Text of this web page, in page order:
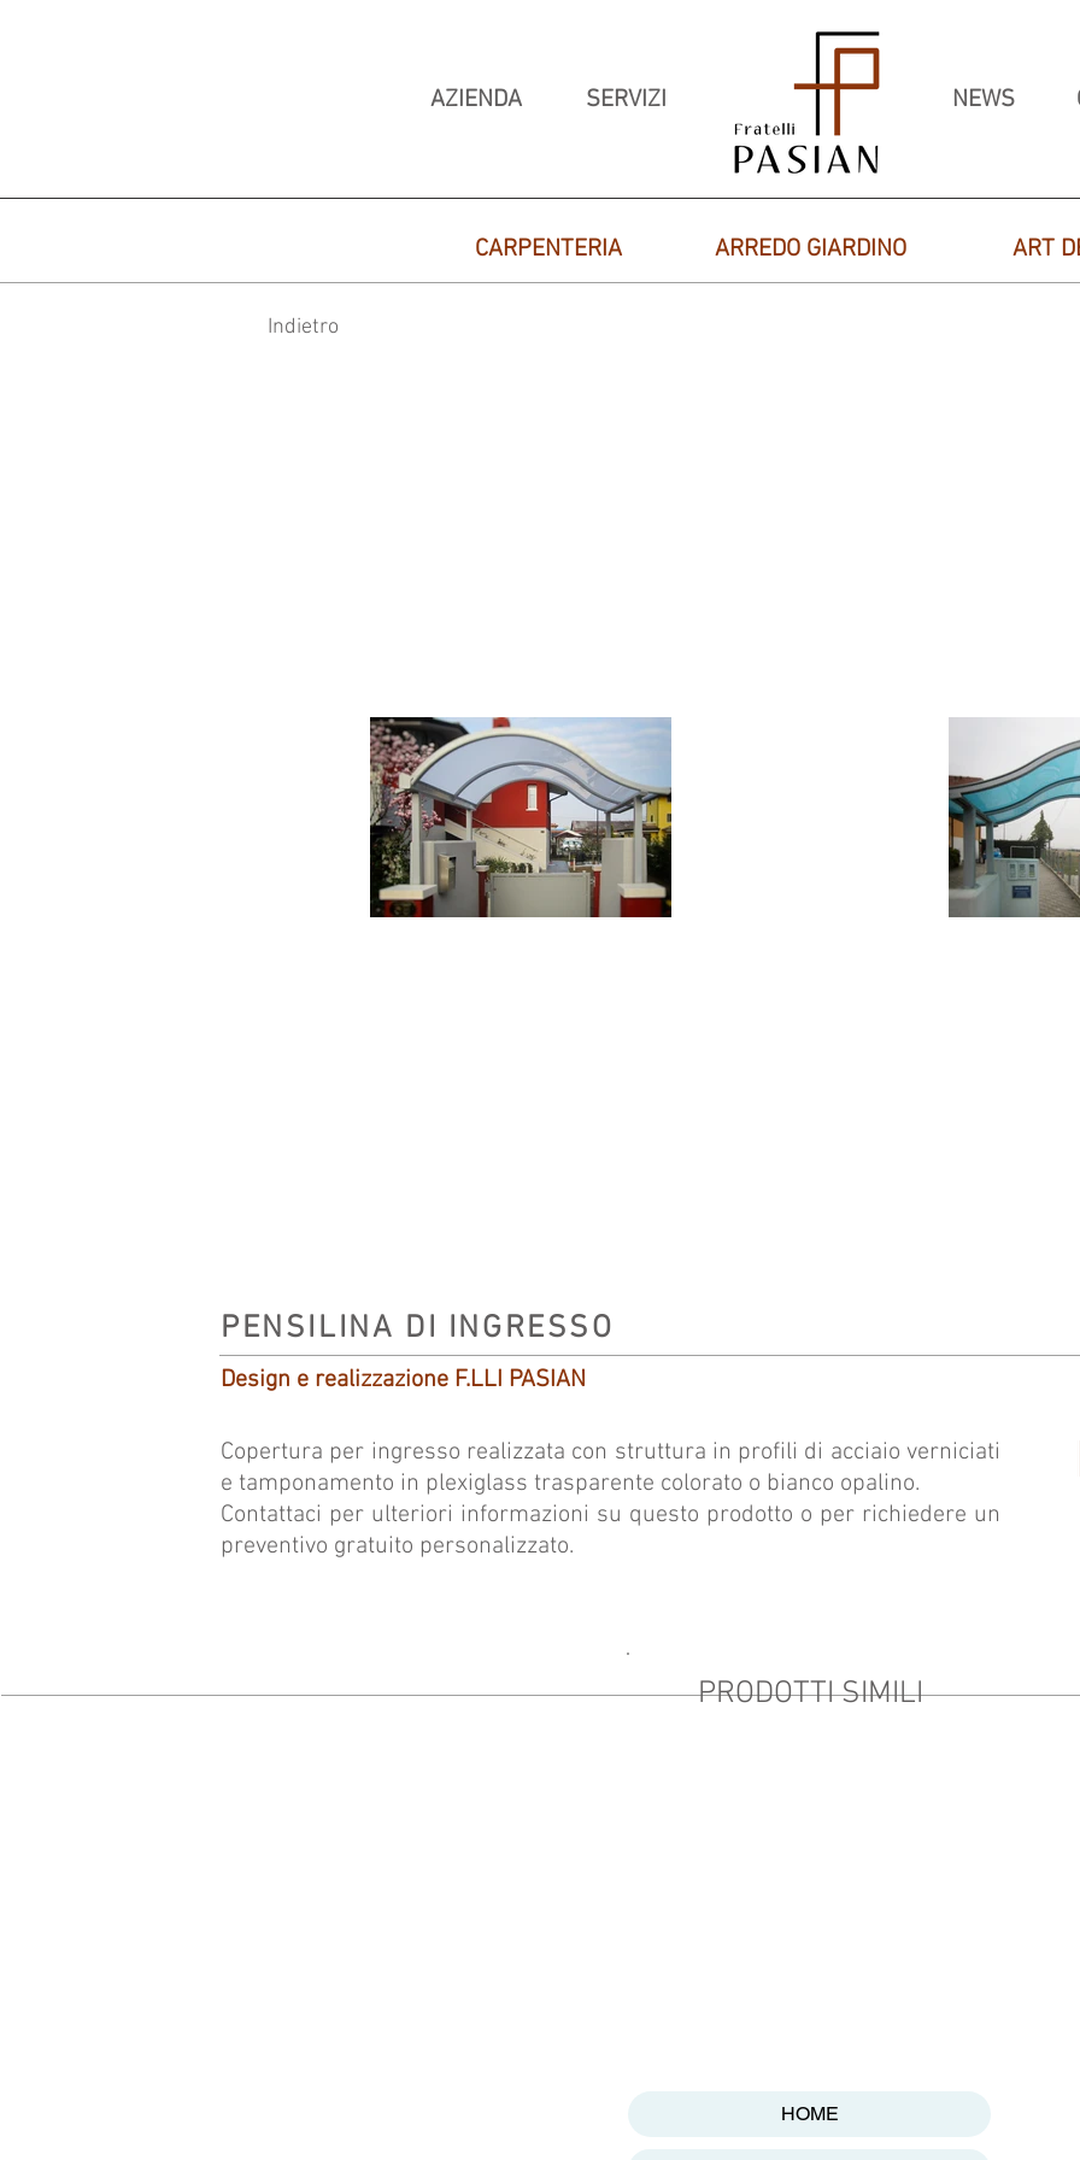
AZIENDA SERVIZI NEWS
CARPENTERIA ARREDO GIARDINO ART
Indietro
PENSILINA DI INGRESSO
Design e realizzazione F.LLI PASIAN
Copertura per ingresso realizzata con struttura in profili di acciaio verniciati
e tamponamento in plexiglass trasparente colorato o bianco opalino.
Contattaci per ulteriori informazioni su questo prodotto o per richiedere un
preventivo gratuito personalizzato.
PRODOTTI SIMILI
HOME